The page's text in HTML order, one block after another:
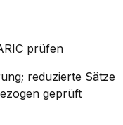
prüfen
reduzierte Sätze
geprüft